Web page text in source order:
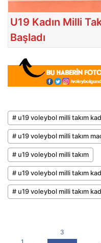
U19 Kadın Milli
Başladı
# u19 voleybol milli takım
# u19 voleybol milli takım
# u19 voleybol milli takım
# u19 voleybol milli takım
# u19 voleybol milli takım